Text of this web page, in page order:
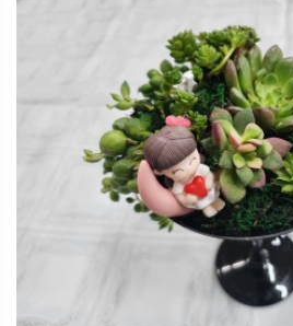
다육아트
2026.01.16오산한국문화센터